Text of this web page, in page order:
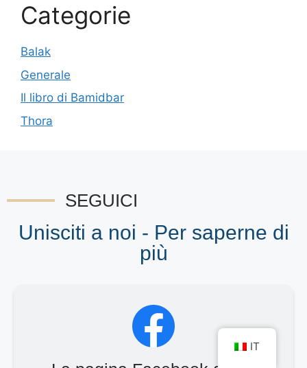
Categorie
Balak
Generale
Il libro di Bamidbar
Thora
SEGUICI
Unisciti a noi - Per saperne di
più
IT